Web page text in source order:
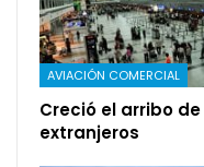
AVIACIÓN COMERCIAL
Creció el arribo de
extranjeros